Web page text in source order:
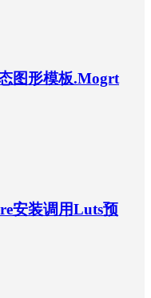
图形模板.Mogrt
安装调用Luts预